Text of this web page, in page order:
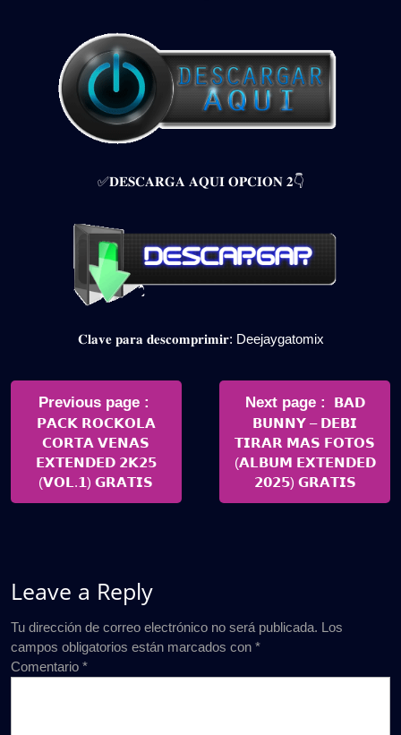
✅𝐃𝐄𝐒𝐂𝐀𝐑𝐆𝐀 𝐀𝐐𝐔𝐈 𝐎𝐏𝐂𝐈𝐎𝐍 𝟐👇
𝐂𝐥𝐚𝐯𝐞 𝐩𝐚𝐫𝐚 𝐝𝐞𝐬𝐜𝐨𝐦𝐩𝐫𝐢𝐦𝐢𝐫: Deejaygatomix
Navegación
entradas
Previous page
Posts
𝗣𝗔𝗖𝗞 𝗥𝗢𝗖𝗞𝗢𝗟𝗔
𝗖𝗢𝗥𝗧𝗔 𝗩𝗘𝗡𝗔𝗦
𝗘𝗫𝗧𝗘𝗡𝗗𝗘𝗗 𝟮𝗞𝟮𝟱
(𝗩𝗢𝗟.𝟭) 𝗚𝗥𝗔𝗧𝗜𝗦
Next page
Newer
Posts
𝗕𝗔𝗗
𝗕𝗨𝗡𝗡𝗬 – 𝗗𝗘𝗕𝗜
𝗧𝗜𝗥𝗔𝗥 𝗠𝗔𝗦 𝗙𝗢𝗧𝗢𝗦
(𝗔𝗟𝗕𝗨𝗠 𝗘𝗫𝗧𝗘𝗡𝗗𝗘𝗗
𝟮𝟬𝟮𝟱) 𝗚𝗥𝗔𝗧𝗜𝗦
Leave a Reply
Tu dirección de correo electrónico no será publicada. Los
campos obligatorios están marcados con *
Comentario *